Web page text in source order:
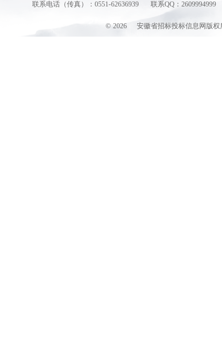
联系电话（传真）：0551-62636939
联系QQ：2609994999
© 2026 安徽省招标投标信息网版